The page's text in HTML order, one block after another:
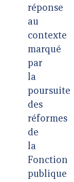
réponse
au
contexte
marqué
par
la
poursuite
des
réformes
de
la
Fonction
publique